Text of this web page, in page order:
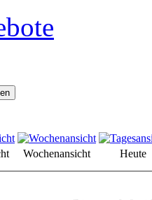
Wochenansicht
Heute